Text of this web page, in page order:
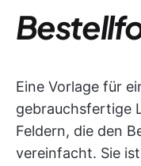
Eine Vorlage für
gebrauchsfertige
Feldern, die den
vereinfacht. Sie